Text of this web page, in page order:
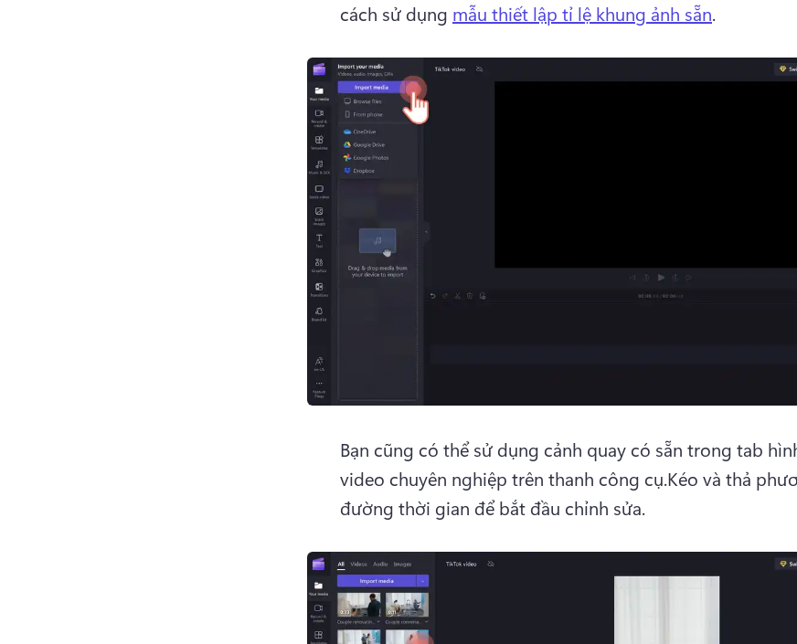
cách sử dụng mẫu thiết lập tỉ lệ khung ảnh sẵn.
Bạn cũng có thể sử dụng cảnh quay có sẵn trong tab
video chuyên nghiệp trên thanh công cụ.Kéo và thả
đường thời gian để bắt đầu chỉnh sửa.